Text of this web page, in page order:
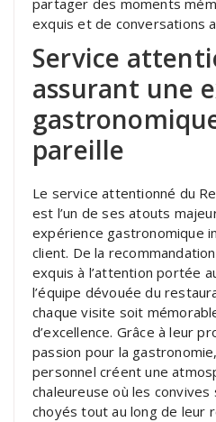
partager des moments
exquis et de conversations
Service
assurant une
pareille
Le service attentionné du
est l’un de ses atouts
expérience gastronomique
client. De la
exquis à l’attention portée
l’équipe dévouée du
chaque visite soit
d’excellence. Grâce à leur
passion pour la
personnel créent une
chaleureuse où les
choyés tout au long de leur